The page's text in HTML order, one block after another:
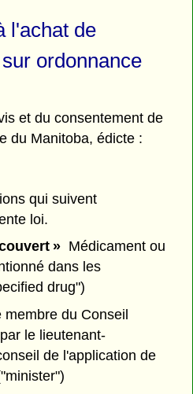
l'achat de
ordonnance
et du consentement de
du Manitoba, édicte :
qui suivent
loi.
» Médicament ou
dans les
drug")
membre du Conseil
le lieutenant-
de l'application de